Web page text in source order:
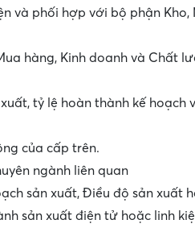
và phối hợp với bộ phận Kho,
hàng, Kinh doanh và Chất
tỷ lệ hoàn thành kế hoạch
của cấp trên.
ngành liên quan
sản xuất, Điều độ sản xuất
sản xuất điện tử hoặc linh